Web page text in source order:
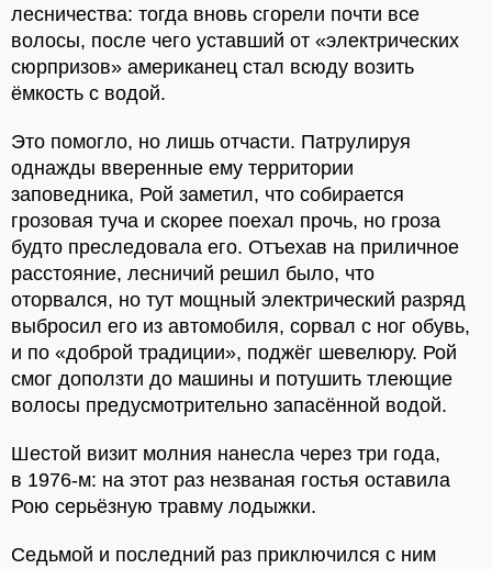
лесничества: тогда вновь сгорели почти все
волосы, после чего уставший от «электрических
сюрпризов» американец стал всюду возить
ёмкость с водой.
Это помогло, но лишь отчасти. Патрулируя
однажды вверенные ему территории
заповедника, Рой заметил, что собирается
грозовая туча и скорее поехал прочь, но гроза
будто преследовала его. Отъехав на приличное
расстояние, лесничий решил было, что
оторвался, но тут мощный электрический разряд
выбросил его из автомобиля, сорвал с ног обувь,
и по «доброй традиции», поджёг шевелюру. Рой
смог доползти до машины и потушить тлеющие
волосы предусмотрительно запасённой водой.
Шестой визит молния нанесла через три года,
в 1976-м: на этот раз незваная гостья оставила
Рою серьёзную травму лодыжки.
Седьмой и последний раз приключился с ним